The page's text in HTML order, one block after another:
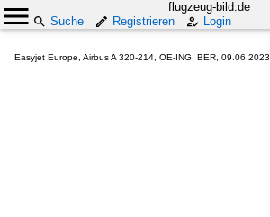
flugzeug-bild.de
Suche
Registrieren Login
Easyjet Europe, Airbus A 320-214, OE-ING, BER, 09.06.2023